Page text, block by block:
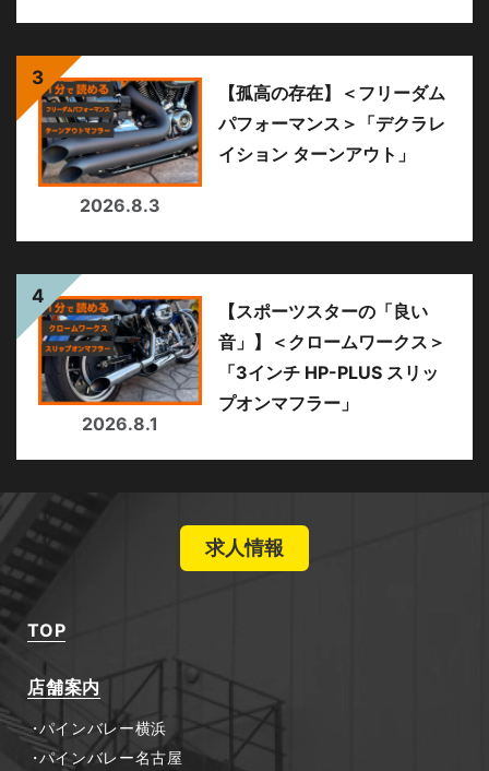
2026.8.3
【孤高の存在】＜フリーダム
パフォーマンス＞「デクラレ
イション ターンアウト」
2026.8.1
【スポーツスターの「良い
音」】＜クロームワークス＞
「3インチ HP-PLUS スリッ
プオンマフラー」
求人情報
TOP
店舗案内
パインバレー横浜
パインバレー名古屋